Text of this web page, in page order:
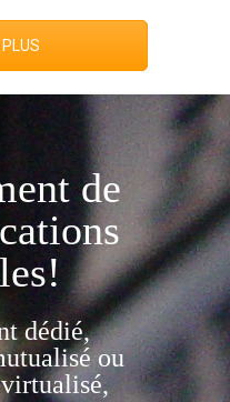
de
dédié,
ou